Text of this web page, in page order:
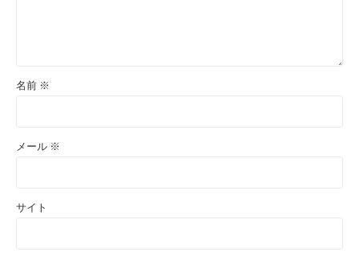
名前 ※
メール ※
サイト